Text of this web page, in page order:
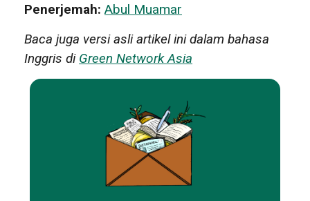
Penerjemah: Abul Muamar
Baca juga versi asli artikel ini dalam bahasa
Inggris di Green Network Asia